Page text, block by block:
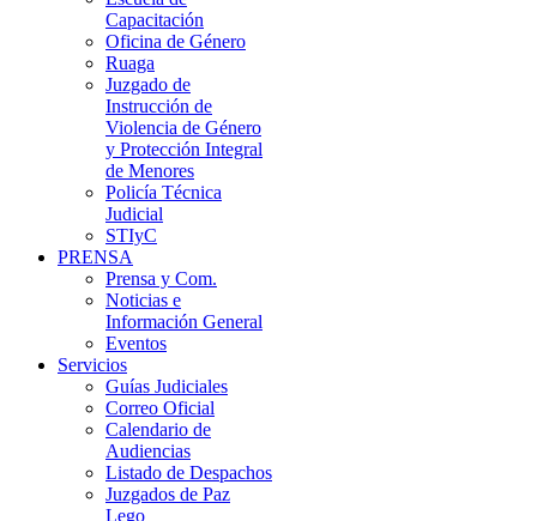
Capacitación
Oficina de Género
Ruaga
Juzgado de
Instrucción de
Violencia de Género
y Protección Integral
de Menores
Policía Técnica
Judicial
STIyC
PRENSA
Prensa y Com.
Noticias e
Información General
Eventos
Servicios
Guías Judiciales
Correo Oficial
Calendario de
Audiencias
Listado de Despachos
Juzgados de Paz
Lego